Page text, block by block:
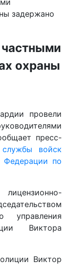
задержано
охраны
провели
пресс-
службы войск
Федерации по
управления
Виктора
Виктор